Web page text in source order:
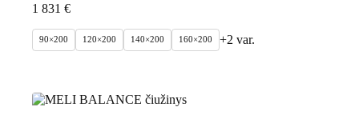
1 831 €
90×200 120×200 140×200 160×200 +2 var.